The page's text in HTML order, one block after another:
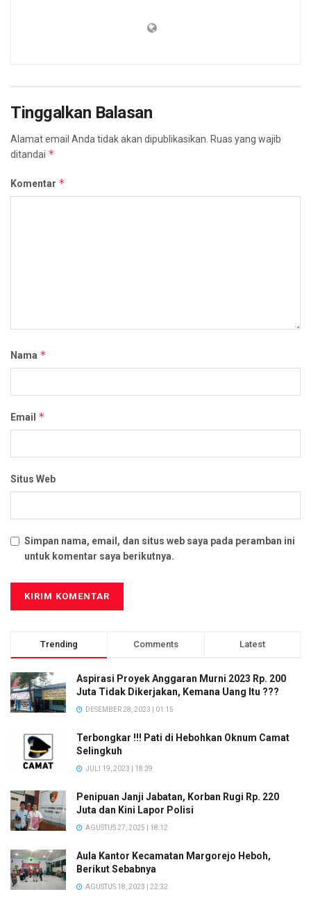
Tinggalkan Balasan
Alamat email Anda tidak akan dipublikasikan. Ruas yang wajib
ditandai *
Komentar *
Nama *
Email *
Situs Web
Simpan nama, email, dan situs web saya pada peramban ini
untuk komentar saya berikutnya.
Trending Comments Latest
Aspirasi Proyek Anggaran Murni 2023 Rp. 200
Juta Tidak Dikerjakan, Kemana Uang Itu ???
DESEMBER 28, 2023 | 01:15
Terbongkar !!! Pati di Hebohkan Oknum Camat
Selingkuh
JULI 19, 2023 | 18:39
Penipuan Janji Jabatan, Korban Rugi Rp. 220
Juta dan Kini Lapor Polisi
AGUSTUS 27, 2025 | 18:12
Aula Kantor Kecamatan Margorejo Heboh,
Berikut Sebabnya
AGUSTUS 18, 2023 | 22:32